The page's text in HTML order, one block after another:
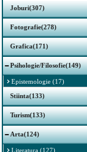
Joburi(307)
Fotografie(278)
Grafica(171)
Psihologie/Filosofie(149)
Epistemologie (17)
Stiinta(133)
Turism(133)
Arta(124)
Literatura (127)